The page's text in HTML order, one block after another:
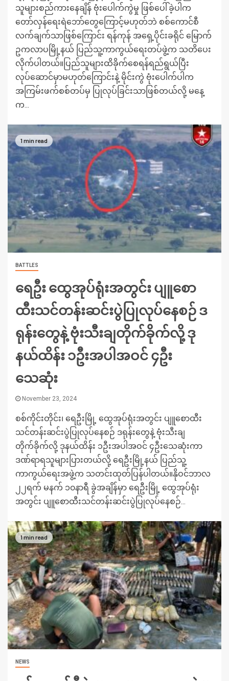
သူများစည်ကားနေချိန် ဗုံးပေါက်ကွဲမှု ဖြစ်ပေါ်ခဲ့ပါက
တော်လှန်ရေးရဲဘော်တွေကြောင့်မဟုတ်ဘဲ စစ်ကောင်စီ
လက်ချက်သာဖြစ်ကြောင်း ရန်ကုန် အရှေ့ပိုင်းခရိုင် မြောက်
ဥကလာပမြို့နယ် ပြည်သူ့ကာကွယ်ရေးတပ်ဖွဲ့က သတိပေး
လိုက်ပါတယ်။ပြည်သူများထိခိုက်စေရန်ရည်ရွယ်ပြီး
လုပ်ဆောင်မှာမဟုတ်ကြောင်းနဲ့ မိုင်းကွဲ ဗုံးပေါက်ပါက
အကြမ်းဖက်စစ်တပ်မှ ပြုလုပ်ခြင်းသာဖြစ်တယ်လို့ မနေ့
က...
1 min read
BATTLES
ရေဦး ထွေအုပ်ရုံးအတွင်း ပျူစော
ထီးသင်တန်းဆင်းပွဲပြုလုပ်နေစဉ် ဒ
ရုန်းတွေနဲ့ ဗုံးသီးချတိုက်ခိုက်လို့ ဒု
နယ်ထိန်း ၁ဦးအပါအဝင် ၄ဦး
သေဆုံး
November 23, 2024
စစ်ကိုင်းတိုင်း၊ ရေဦးမြို့ ထွေအုပ်ရုံးအတွင်း ပျူစောထီး
သင်တန်းဆင်းပွဲပြုလုပ်နေစဉ် ဒရုန်းတွေနဲ့ ဗုံးသီးချ
တိုက်ခိုက်လို့ ဒုနယ်ထိန်း ၁ဦးအပါအဝင် ၄ဦးသေဆုံးကာ
ဒဏ်ရာရသူများပြားတယ်လို့ ရေဦးမြို့နယ် ပြည်သူ့
ကာကွယ်ရေးအဖွဲ့က သတင်းထုတ်ပြန်ပါတယ်။နိုဝင်ဘာလ
၂၂ရက် မနက် ၁၀နာရီ ခွဲအချိန်မှာ ရေဦးမြို့ ထွေအုပ်ရုံး
အတွင်း ပျူစောထီးသင်တန်းဆင်းပွဲပြုလုပ်နေစဉ်...
1 min read
NEWS